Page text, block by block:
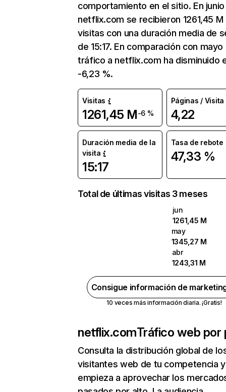
comportamiento en el sitio. En junio
netflix.com se recibieron 1261,45 M
visitas con una duración media de
de 15:17. En comparación con mayo
tráfico a netflix.com ha disminuido
-6,23 %.
Visitas
1261,45 M-6 %
Páginas / Visita
4,22
Duración media de la
visita
15:17
Tasa de rebote
47,33 %
Total de últimas visitas 3 meses
jun
1261,45 M
may
1345,27 M
abr
1243,31 M
Consigue información de
10 veces más información diaria. ¡Gratis!
netflix.comTráfico web por
Consulta la distribución global de
visitantes web de tu competencia y
empieza a aprovechar los